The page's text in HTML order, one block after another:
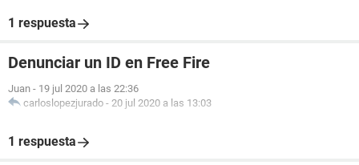
1 respuesta
Denunciar un ID en Free Fire
Juan - 19 jul 2020 a las 22:36
carloslopezjurado - 20 jul 2020 a las 13:03
1 respuesta